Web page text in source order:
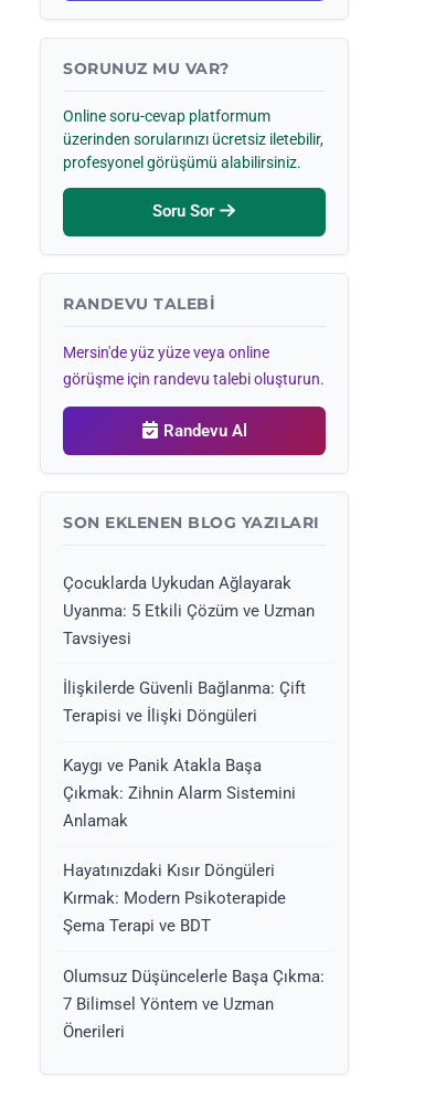
SORUNUZ MU VAR?
Online soru-cevap platformum
üzerinden sorularınızı ücretsiz iletebilir,
profesyonel görüşümü alabilirsiniz.
Soru Sor
RANDEVU TALEBI
Mersin'de yüz yüze veya online
görüşme için randevu talebi oluşturun.
Randevu Al
SON EKLENEN BLOG YAZILARI
Çocuklarda Uykudan Ağlayarak
Uyanma: 5 Etkili Çözüm ve Uzman
Tavsiyesi
İlişkilerde Güvenli Bağlanma: Çift
Terapisi ve İlişki Döngüleri
Kaygı ve Panik Atakla Başa
Çıkmak: Zihnin Alarm Sistemini
Anlamak
Hayatınızdaki Kısır Döngüleri
Kırmak: Modern Psikoterapide
Şema Terapi ve BDT
Olumsuz Düşüncelerle Başa Çıkma:
7 Bilimsel Yöntem ve Uzman
Önerileri